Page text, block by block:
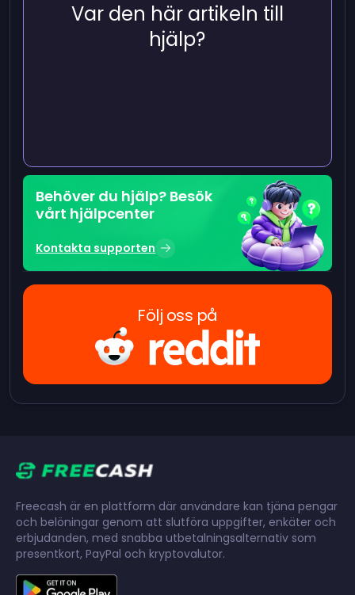
Var den här artikeln till
hjälp?
Behöver du hjälp? Besök
vårt hjälpcenter
Kontakta supporten
Följ oss på
Freecash är en plattform där användare kan tjäna pengar
och belöningar genom att slutföra uppgifter, enkäter och
erbjudanden, med snabba utbetalningsalternativ som
presentkort, PayPal och kryptovalutor.